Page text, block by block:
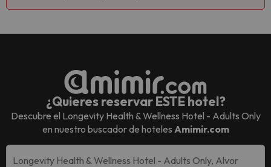
¿Quieres reservar ESTE hotel?
Descubre el Longevity Health & Wellness Hotel - Adults Only
en nuestro buscador de hoteles Amimir.com